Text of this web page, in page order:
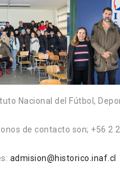
Nacional del Fútbol,
de contacto son; +56 2
admision@historico.inaf.cl